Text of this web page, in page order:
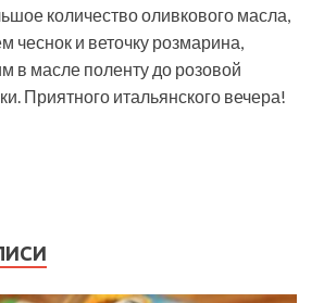
количество оливкового масла,
чеснок и веточку розмарина,
масле поленту до розовой
Приятного итальянского вечера!